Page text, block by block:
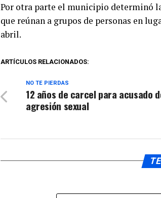
Por otra parte el municipio determinó
que reúnan a grupos de personas en
abril.
ARTÍCULOS RELACIONADOS:
NO TE PIERDAS
12 años de carcel para acusado
agresión sexual